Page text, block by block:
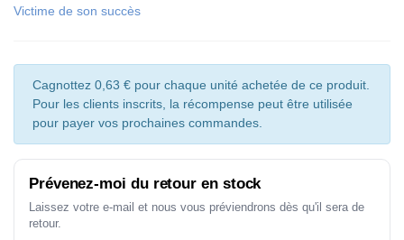
Victime de son succès
Cagnottez 0,63 € pour chaque unité achetée de ce produit.
Pour les clients inscrits, la récompense peut être utilisée
pour payer vos prochaines commandes.
Prévenez-moi du retour en stock
Laissez votre e-mail et nous vous préviendrons dès qu'il sera de
retour.